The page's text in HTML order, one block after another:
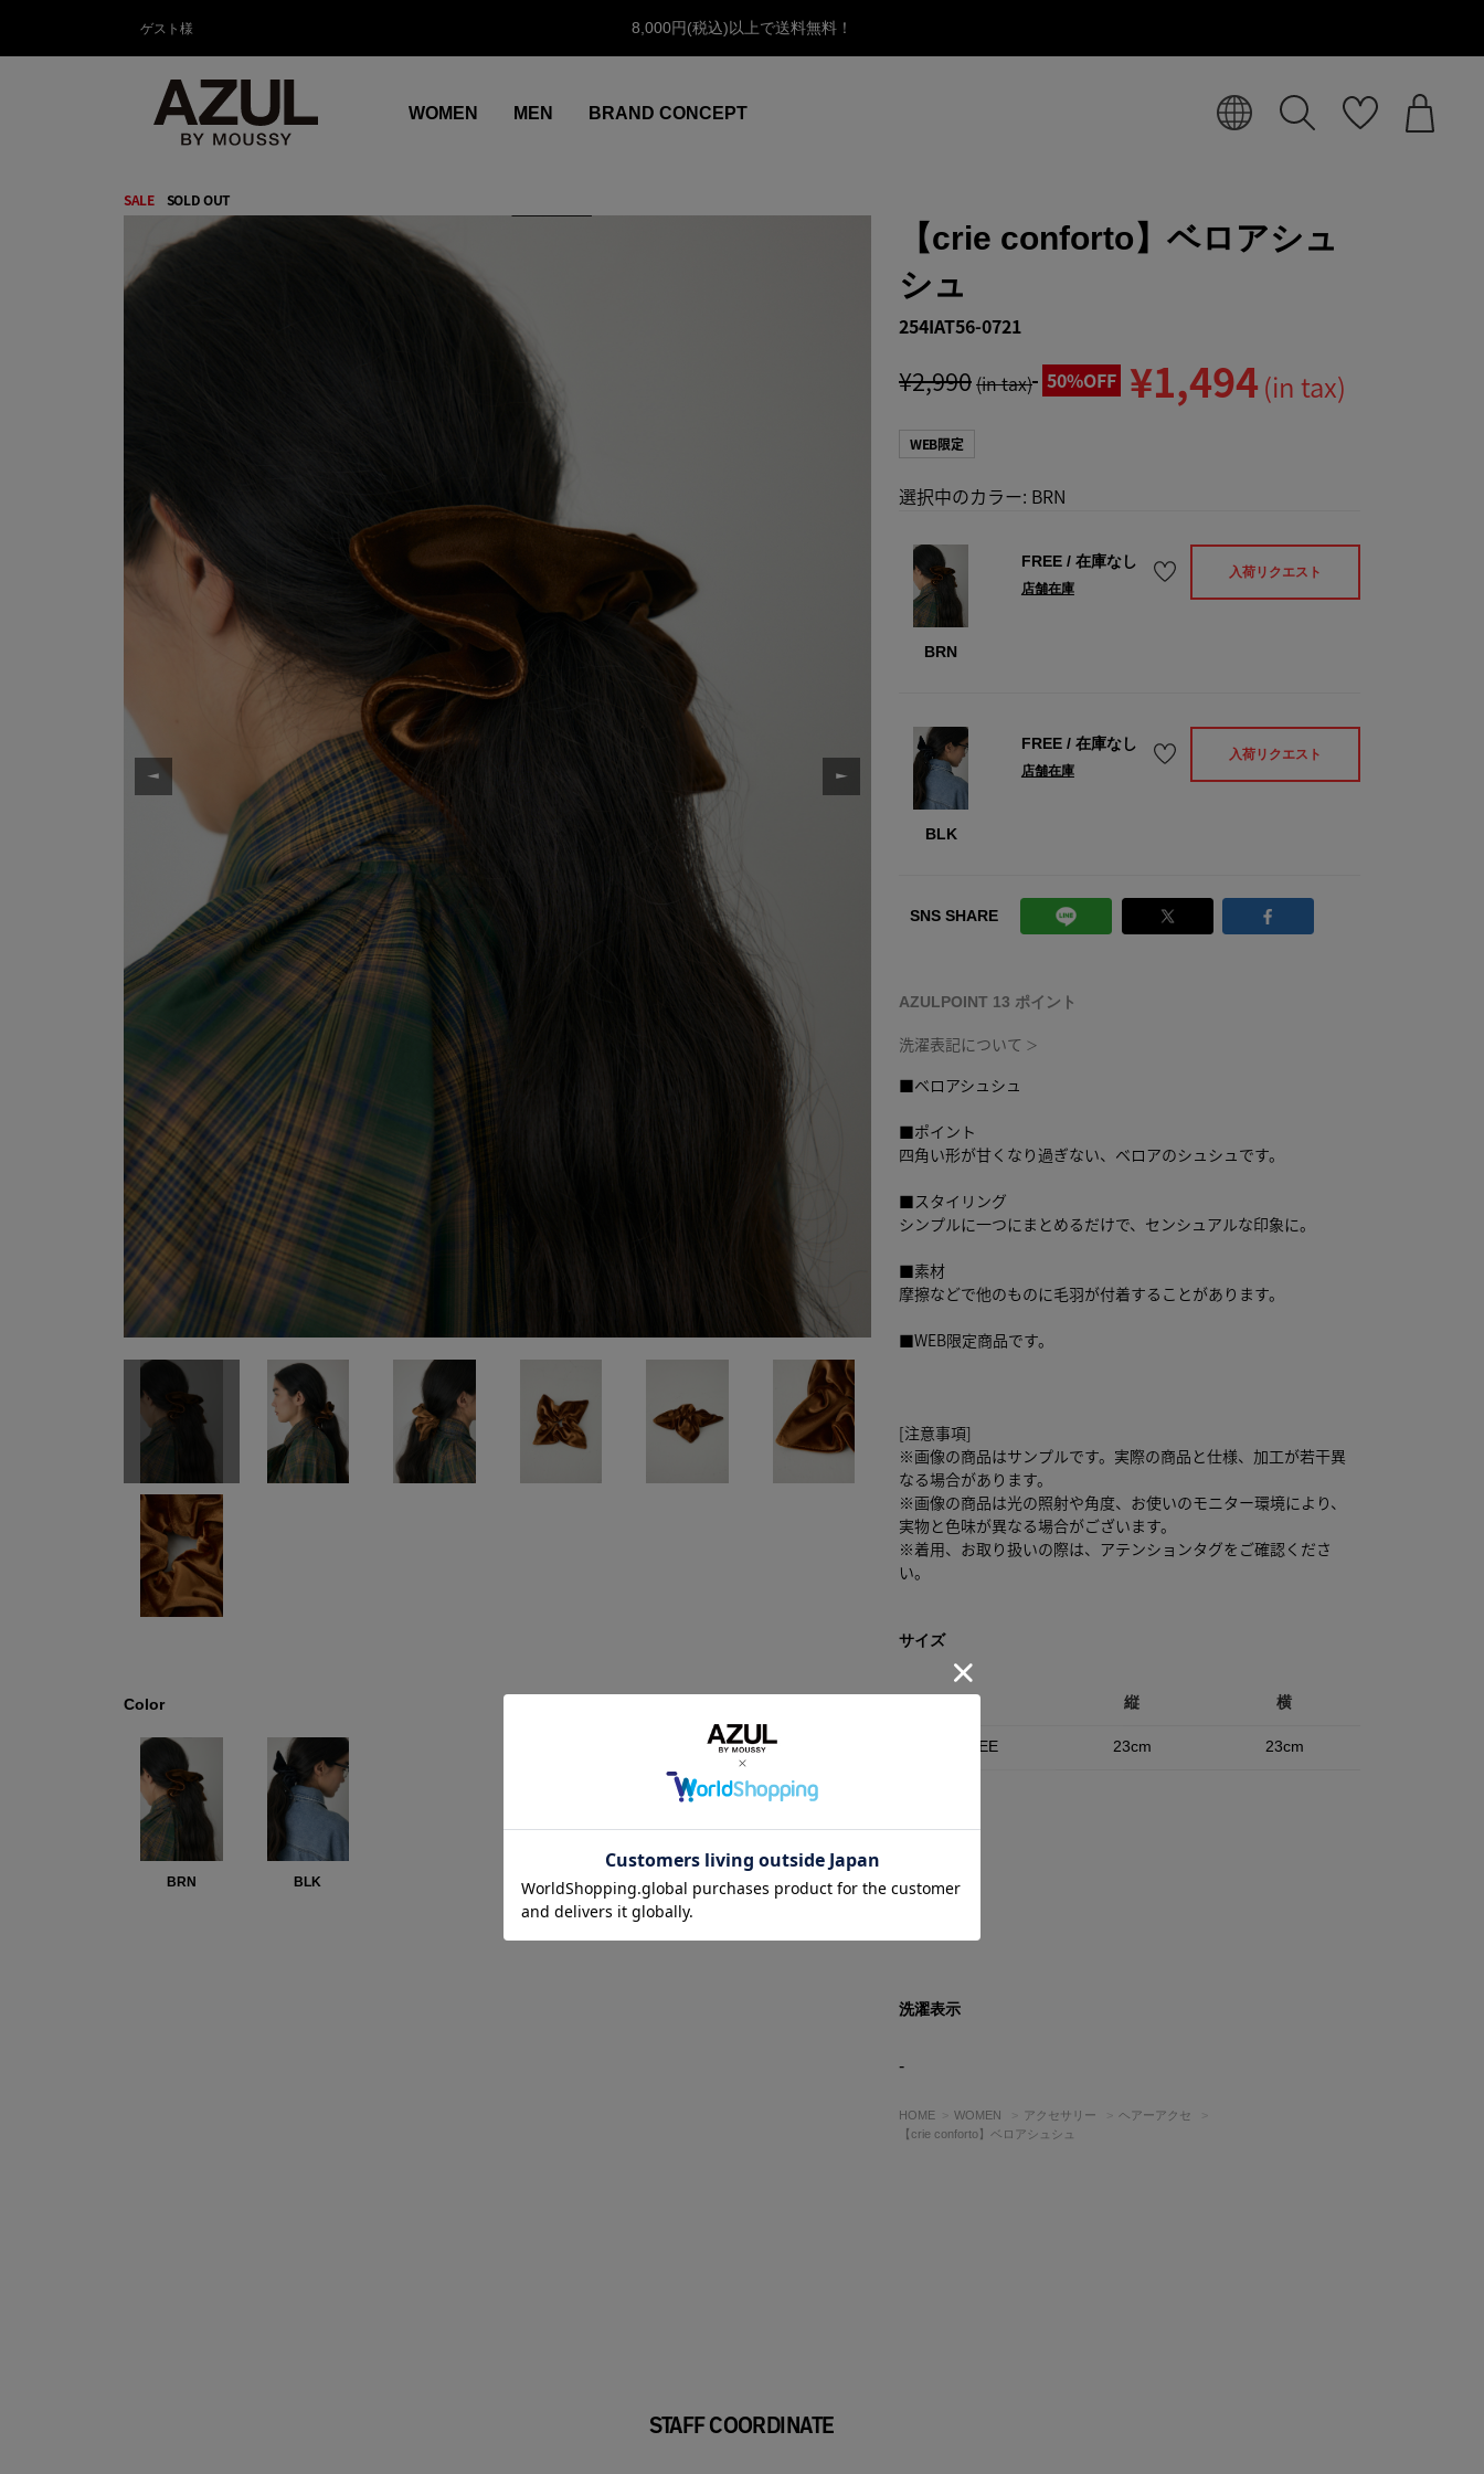
ゲスト様 8,000円(税込)以上で送料無料！
WOMEN MEN BRAND CONCEPT
SALE SOLD OUT
Color
BRN BLK
【crie conforto】ベロアシュ
シュ
254IAT56-0721
¥2,990(in tax) 50%OFF ¥1,494 (in tax)
WEB限定
選択中のカラー: BRN
BRN
FREE/ 在庫なし
店舗在庫
入荷リクエスト
BLK
FREE/ 在庫なし
店舗在庫
入荷リクエスト
SNS SHARE
AZULPOINT 13 ポイント
洗濯表記について ＞
■ベロアシュシュ
■ポイント
四角い形が甘くなり過ぎない、ベロアのシュシュです。
■スタイリング
シンプルに一つにまとめるだけで、センシュアルな印象に。
■素材
摩擦などで他のものに毛羽が付着することがあります。
■WEB限定商品です。
[注意事項]
※画像の商品はサンプルです。実際の商品と仕様、加工が若干異
なる場合があります。
※画像の商品は光の照射や角度、お使いのモニター環境により、
実物と色味が異なる場合がございます。
※着用、お取り扱いの際は、アテンションタグをご確認くださ
い。
サイズ
縦 横
FREE 23cm 23cm
洗濯表示
-
HOME WOMEN アクセサリー
ヘアーアクセ
【crie conforto】ベロアシュシュ
STAFF COORDINATE